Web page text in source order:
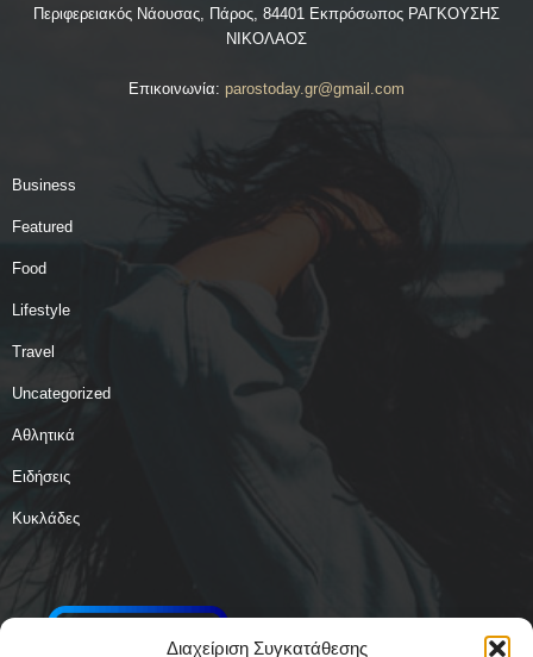
Διαχείριση Συγκατάθεσης
Περιφερειακός Νάουσας, Πάρος, 84401 Εκπρόσωπος ΡΑΓΚΟΥΣΗΣ
ΝΙΚΟΛΑΟΣ
Επικοινωνία: parostoday.gr@gmail.com
Business
Featured
Food
Lifestyle
Travel
Uncategorized
Αθλητικά
Ειδήσεις
Κυκλάδες